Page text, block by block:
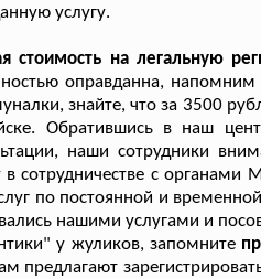
услугу.
стоимость на легальную
оправданна,
знайте, что за 3500
Обратившись в наш
наши сотрудники
в сотрудничестве с
по постоянной и
нашими услугами и
у жуликов, запомните
предлагают